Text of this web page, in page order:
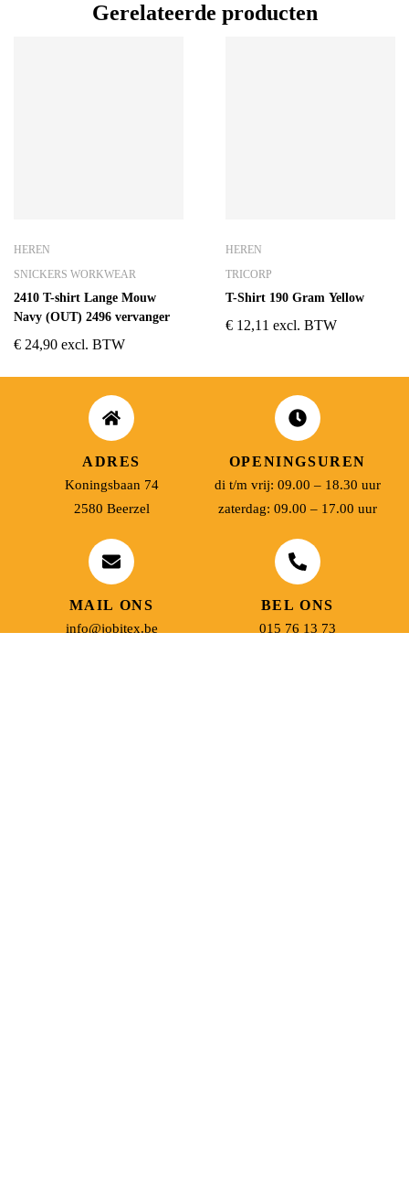
Gerelateerde producten
HEREN
SNICKERS WORKWEAR
2410 T-shirt Lange Mouw
Navy (OUT) 2496 vervanger
€ 24,90 excl. BTW
HEREN
TRICORP
T-Shirt 190 Gram Yellow
€ 12,11 excl. BTW
ADRES
Koningsbaan 74
2580 Beerzel
OPENINGSUREN
di t/m vrij: 09.00 – 18.30 uur
zaterdag: 09.00 – 17.00 uur
MAIL ONS
info@jobitex.be
BEL ONS
015 76 13 73